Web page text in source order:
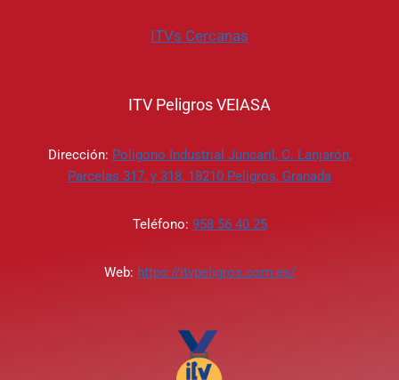
ITVs Cercanas
ITV Peligros VEIASA
Dirección: Poligono Industrial Juncaril, C. Lanjarón,
Parcelas 317, y 318, 18210 Peligros, Granada
Teléfono: 958 56 40 25
Web: https://itvpeligros.com.es/